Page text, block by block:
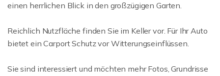
einen herrlichen Blick in den großzügigen Garten.
Reichlich Nutzfläche finden Sie im Keller vor. Für Ihr Auto
bietet ein Carport Schutz vor Witterungseinflüssen.
Sie sind interessiert und möchten mehr Fotos, Grundrisse